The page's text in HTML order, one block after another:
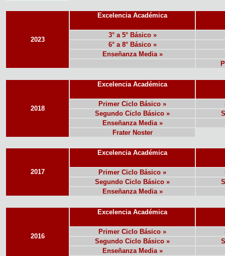
2023
Excelencia Académica
3° a 5° Básico »
6° a 8° Básico »
Enseñanza Media »
2018
Excelencia Académica
Primer Ciclo Básico »
Segundo Ciclo Básico »
Enseñanza Media »
Frater Noster
2017
Excelencia Académica
Primer Ciclo Básico »
Segundo Ciclo Básico »
Enseñanza Media »
2016
Excelencia Académica
Primer Ciclo Básico »
Segundo Ciclo Básico »
Enseñanza Media »